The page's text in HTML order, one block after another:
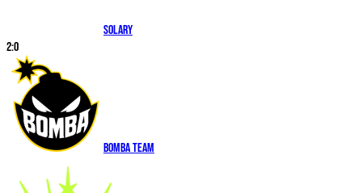
Solary
2:0
Bomba Team